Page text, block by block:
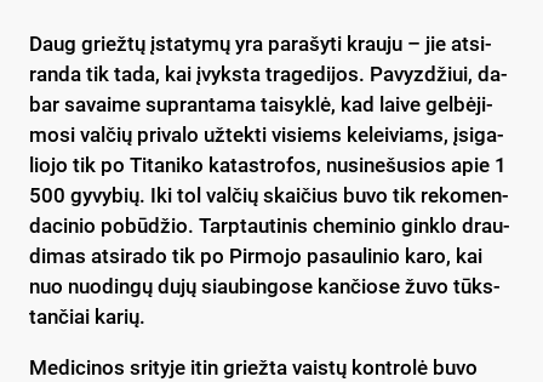
Daug griež­tų įsta­ty­mų yra pa­ra­šy­ti krau­ju – jie at­si­
ran­da tik ta­da, kai įvyks­ta tra­ge­di­jos. Pa­vyz­džiui, da­
bar sa­vai­me su­pran­ta­ma tai­syk­lė, kad lai­ve gel­bė­ji­
mo­si val­čių pri­va­lo už­tek­ti vi­siems ke­lei­viams, įsi­ga­
lio­jo tik po Ti­ta­ni­ko ka­tast­ro­fos, nu­si­ne­šu­sios apie 1
500 gy­vy­bių. Iki tol val­čių skai­čius bu­vo tik re­ko­men­
da­ci­nio po­bū­džio. Tarp­tau­ti­nis che­mi­nio gink­lo drau­
di­mas at­si­ra­do tik po Pir­mo­jo pa­sau­li­nio ka­ro, kai
nuo nuo­din­gų du­jų siau­bin­go­se kan­čio­se žu­vo tūks­
tan­čiai ka­rių.
Me­di­ci­nos sri­ty­je itin griež­ta vais­tų kont­ro­lė bu­vo